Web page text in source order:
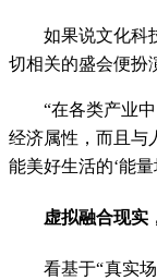
如果说文化科
切相关的盛会便扮
“在各类产业
经济属性，而且与
能美好生活的‘能量
虚拟融合现实
看基于“真实